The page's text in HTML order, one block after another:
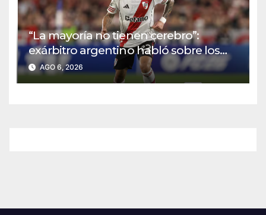
“La mayoría no tienen cerebro”:
exárbitro argentino habló sobre los
jugadores colombianos
AGO 6, 2026